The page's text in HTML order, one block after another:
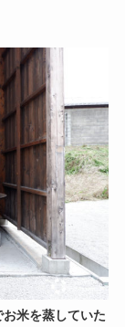
米を蒸していた